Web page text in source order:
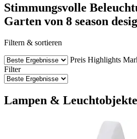
Stimmungsvolle
Garten von 8 season
Filtern & sortieren
Preis Highlights
Filter
Lampen &